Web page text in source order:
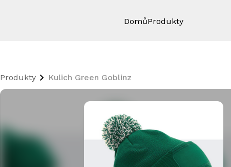
DomůProdukty
Produkty Kulich Green Goblinz